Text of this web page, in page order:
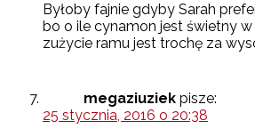
Byłoby fajnie gdyby Sarah
bo o ile cynamon jest świetny
zużycie ramu jest trochę za
megaziuziek pisze:
25 stycznia, 2016 o 20:38